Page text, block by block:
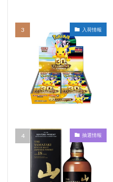
入荷情報
抽選情報